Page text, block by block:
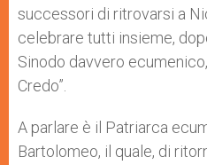
successori di ritrovarsi a
celebrare tutti insieme,
Sinodo davvero
Credo”.
A parlare è il Patriarca
Bartolomeo, il quale, di